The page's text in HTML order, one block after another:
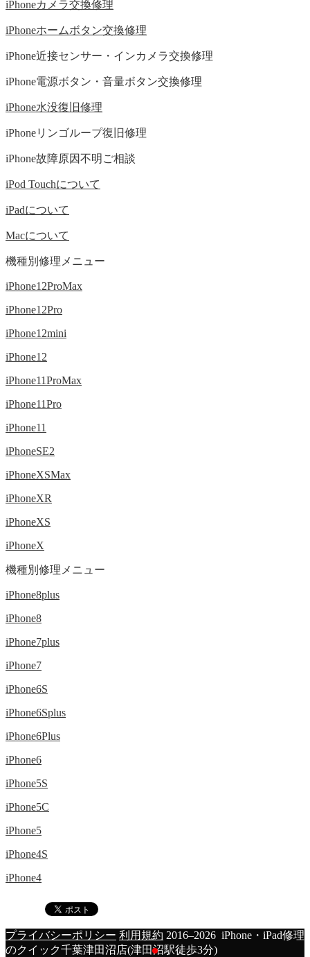
iPhoneカメラ交換修理
iPhoneホームボタン交換修理
iPhone近接センサー・インカメラ交換修理
iPhone電源ボタン・音量ボタン交換修理
iPhone水没復旧修理
iPhoneリンゴループ復旧修理
iPhone故障原因不明ご相談
iPod Touchについて
iPadについて
Macについて
機種別修理メニュー
iPhone12ProMax
iPhone12Pro
iPhone12mini
iPhone12
iPhone11ProMax
iPhone11Pro
iPhone11
iPhoneSE2
iPhoneXSMax
iPhoneXR
iPhoneXS
iPhoneX
機種別修理メニュー
iPhone8plus
iPhone8
iPhone7plus
iPhone7
iPhone6S
iPhone6Splus
iPhone6Plus
iPhone6
iPhone5S
iPhone5C
iPhone5
iPhone4S
iPhone4
プライバシーポリシー 利用規約 2016–2026 iPhone・iPad修理
のクイック千葉津田沼店(津田沼駅徒歩3分)